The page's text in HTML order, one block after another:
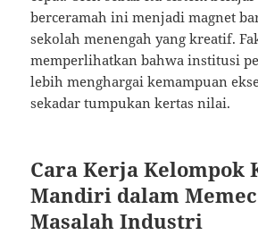
berceramah ini menjadi magnet
sekolah menengah yang kreatif.
memperlihatkan bahwa institusi
lebih menghargai kemampuan
sekadar tumpukan kertas nilai.
Cara Kerja Kelompok
Mandiri dalam
Masalah Industri